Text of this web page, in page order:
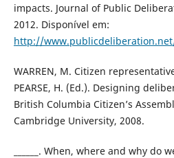
impacts. Journal of Public
2012. Disponível em:
http://
WARREN, M. Citizen
PEARSE, H. (Ed.). Designing
British Columbia Citizen’s
Cambridge University, 2008.
______. When, where and why do